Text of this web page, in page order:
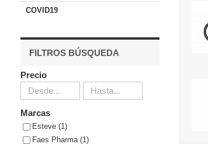
COVID19
FILTROS BÚSQUEDA
Precio
Marcas
Esteve (1)
Faes Pharma (1)